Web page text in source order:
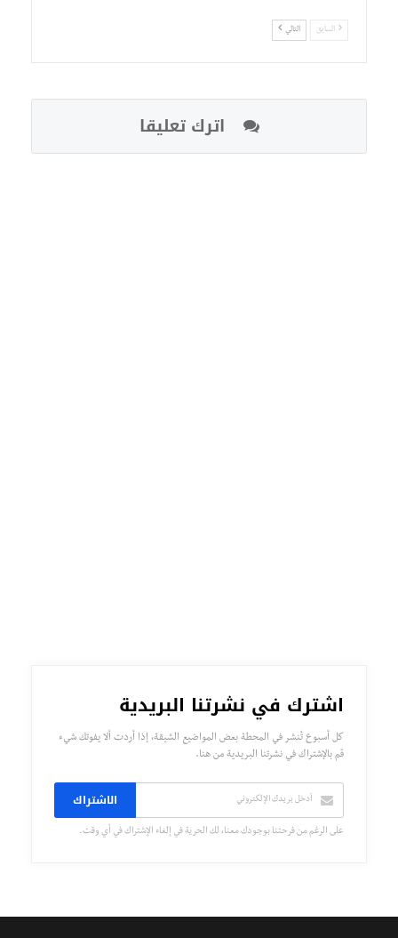
السابق التالي
اترك تعليقا
اشترك في نشرتنا البريدية
كل أسبوع تُنشر في المحطة بعض المواضيع الشيقة، إذا أردت ألا يفوتك شيء
قم بالإشتراك في نشرتنا البريدية من هنا.
الاشتراك
على الرغم من فرحتنا بوجودك معنا، لك الحرية في إلغاء الإشتراك في أي وقت.